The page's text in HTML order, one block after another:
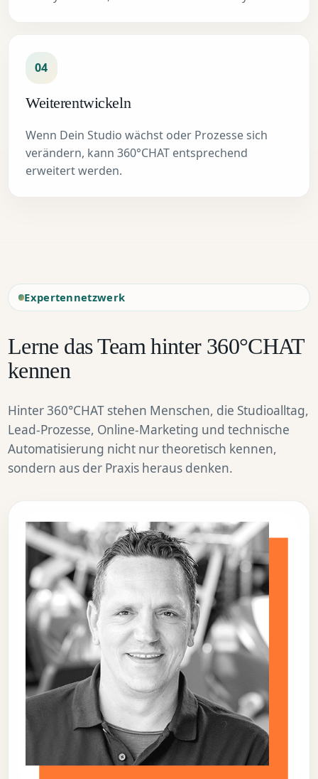
04
Weiterentwickeln
Wenn Dein Studio wächst oder Prozesse sich
verändern, kann 360°CHAT entsprechend
erweitert werden.
Expertennetzwerk
Lerne das Team hinter 360°CHAT
kennen
Hinter 360°CHAT stehen Menschen, die Studioalltag,
Lead-Prozesse, Online-Marketing und technische
Automatisierung nicht nur theoretisch kennen,
sondern aus der Praxis heraus denken.